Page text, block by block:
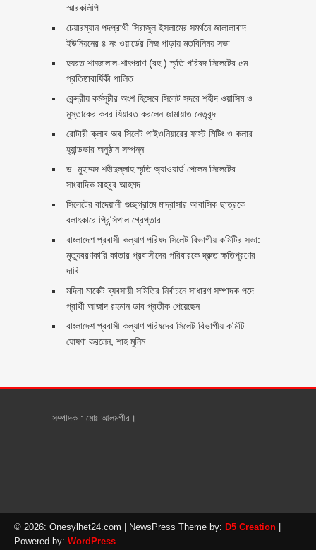
স্মারকলিপি ‎
চেয়ারম্যান পদপ্রার্থী সিরাজুল ইসলামের সমর্থনে জালালাবাদ
ইউনিয়নের ৪ নং ওয়ার্ডের নিজ পাড়ায় মতবিনিময় সভা
হযরত শাহ্জালাল-শাহ্পরাণ (রহ.) স্মৃতি পরিষদ সিলেটের ৫ম
প্রতিষ্ঠাবার্ষিকী পালিত ‎​
কেন্দ্রীয় কর্মসূচীর অংশ হিসেবে সিলেট সদরে শহীদ ওয়াসিম ও
মুস্তাকের কবর যিয়ারত করলেন জামায়াত নেতৃবৃন্দ ‎
রোটারী ক্লাব অব সিলেট পাইওনিয়ারের ফাস্ট মিটিং ও কলার
হ্যান্ডভার অনুষ্ঠান সম্পন্ন
ড. মুহাম্মদ শহীদুল্লাহ স্মৃতি অ্যাওয়ার্ড পেলেন সিলেটের
সাংবাদিক মাহবুব আহমদ
সিলেটের বাদেয়ালী গুচ্ছগ্রামে মাদ্রাসার আবাসিক ছাত্রকে
বলাৎকারে প্রিন্সিপাল গ্রেপ্তার ‎
বাংলাদেশ প্রবাসী কল্যাণ পরিষদ সিলেট বিভাগীয় কমিটির সভা:
মৃত্যুবরণকারি কাতার প্রবাসীদের পরিবারকে দ্রুত ক্ষতিপূরণের
দাবি
মদিনা মার্কেট ব্যবসায়ী সমিতির নির্বাচনে সাধারণ সম্পাদক পদে
প্রার্থী আজাদ রহমান ডাব প্রতীক পেয়েছেন ‎
‎বাংলাদেশ প্রবাসী কল্যাণ পরিষদের সিলেট বিভাগীয় কমিটি
ঘোষণা করলেন, শাহ মুনিম
সম্পাদক : মোঃ আলমগীর।
© 2026: Onesylhet24.com | NewsPress Theme by: D5 Creation
Powered by: WordPress